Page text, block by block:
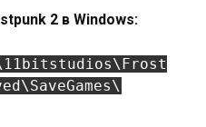
2 в Windows: